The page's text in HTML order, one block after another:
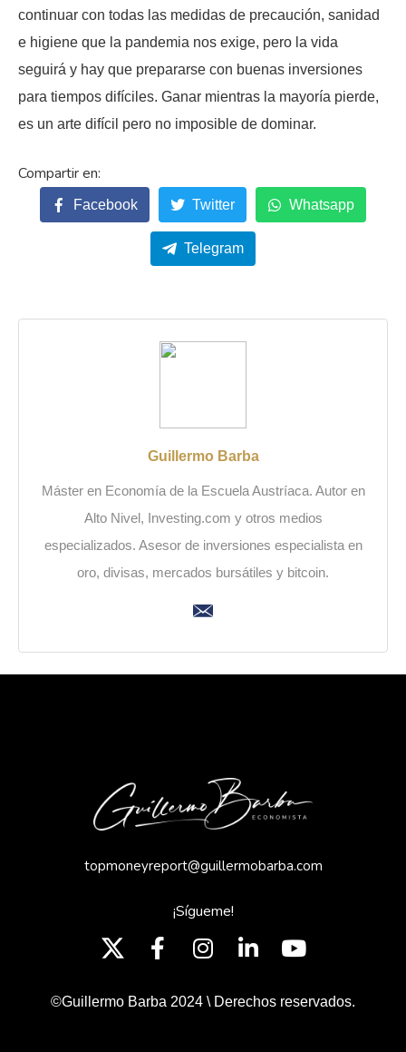
continuar con todas las medidas de precaución, sanidad
e higiene que la pandemia nos exige, pero la vida
seguirá y hay que prepararse con buenas inversiones
para tiempos difíciles. Ganar mientras la mayoría pierde,
es un arte difícil pero no imposible de dominar.
Facebook Twitter Whatsapp
Telegram
Guillermo Barba
Máster en Economía de la Escuela Austríaca. Autor en
Alto Nivel, Investing.com y otros medios
especializados. Asesor de inversiones especialista en
oro, divisas, mercados bursátiles y bitcoin.
topmoneyreport@guillermobarba.com
¡Sígueme!
©Guillermo Barba 2024 \ Derechos reservados.